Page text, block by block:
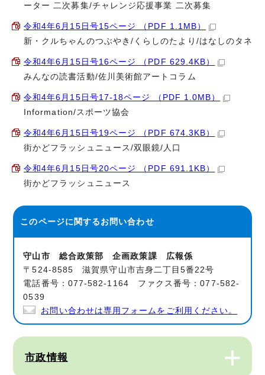
ーター 二次募集/チャレンジ応援事業 二次募集
令和4年6月15日号15ページ （PDF 1.1MB）
新・クルちゃんのつぶやき/くらしのたより/はなしのタネ
令和4年6月15日号16ページ （PDF 629.4KB）
みんなの読書活動/佐川美術館アートコラム
令和4年6月15日号17-18ページ （PDF 1.0MB）
Information/スポーツ協会
令和4年6月15日号19ページ （PDF 674.3KB）
街かどフラッシュニュース/双眼鏡/人口
令和4年6月15日号20ページ （PDF 691.1KB）
街かどフラッシュニュース
このページに関するお問い合わせ
守山市 総合政策部 企画政策課 広報係
〒524-8585 滋賀県守山市吉身二丁目5番22号
電話番号：077-582-1164 ファクス番号：077-582-
0539
お問い合わせは専用フォームをご利用ください。
市政情報